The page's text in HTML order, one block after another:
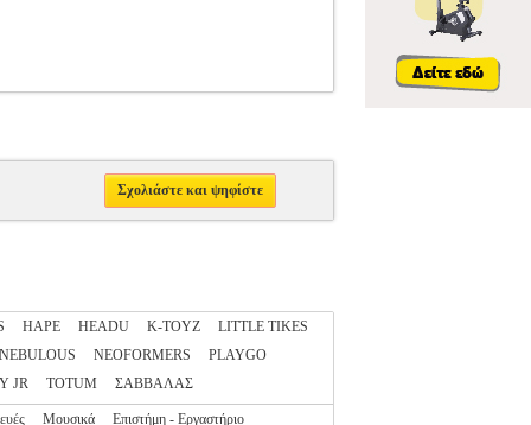
Σχολιάστε και ψηφίστε
HAPE HEADU K-TOYZ
LITTLE TIKES
NEBULOUS NEOFORMERS
PLAYGO
JR TOTUM ΣΑΒΒΑΛΑΣ
Μουσικά
Επιστήμη - Εργαστήριο